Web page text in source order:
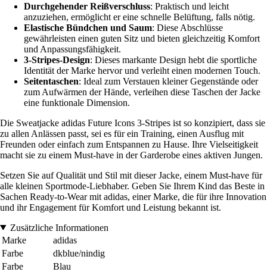
Durchgehender Reißverschluss: Praktisch und leicht
anzuziehen, ermöglicht er eine schnelle Belüftung, falls nötig.
Elastische Bündchen und Saum: Diese Abschlüsse
gewährleisten einen guten Sitz und bieten gleichzeitig Komfort
und Anpassungsfähigkeit.
3-Stripes-Design: Dieses markante Design hebt die sportliche
Identität der Marke hervor und verleiht einen modernen Touch.
Seitentaschen: Ideal zum Verstauen kleiner Gegenstände oder
zum Aufwärmen der Hände, verleihen diese Taschen der Jacke
eine funktionale Dimension.
Die Sweatjacke adidas Future Icons 3-Stripes ist so konzipiert, dass sie
zu allen Anlässen passt, sei es für ein Training, einen Ausflug mit
Freunden oder einfach zum Entspannen zu Hause. Ihre Vielseitigkeit
macht sie zu einem Must-have in der Garderobe eines aktiven Jungen.
Setzen Sie auf Qualität und Stil mit dieser Jacke, einem Must-have für
alle kleinen Sportmode-Liebhaber. Geben Sie Ihrem Kind das Beste in
Sachen Ready-to-Wear mit adidas, einer Marke, die für ihre Innovation
und ihr Engagement für Komfort und Leistung bekannt ist.
Zusätzliche Informationen
Marke
adidas
Farbe
dkblue/nindig
Farbe
Blau